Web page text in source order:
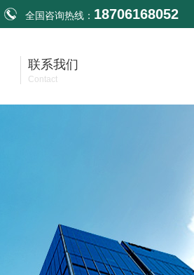
全国咨询热线： 18706168052
联系我们
Contact